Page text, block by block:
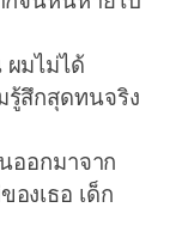
มไม่ได้
สึกสุดทนจริง
นออกมาจาก
งเธอ เด็ก